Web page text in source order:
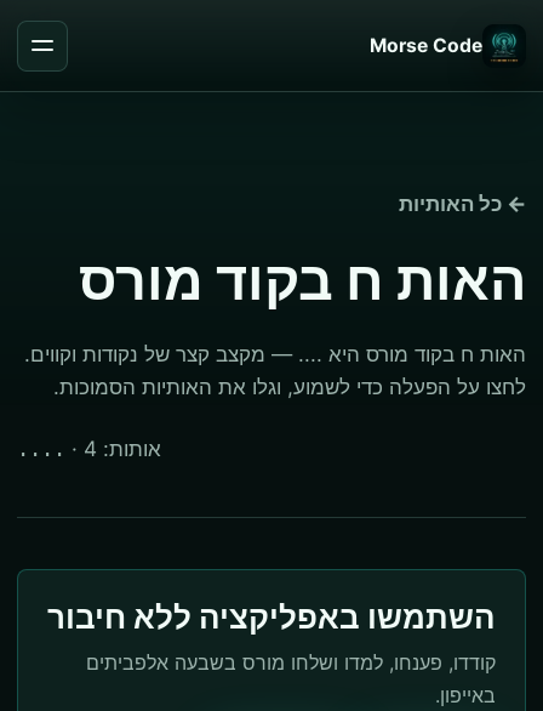
Morse Code
← כל האותיות
האות ח בקוד מורס
האות ח בקוד מורס היא .... — מקצב קצר של נקודות וקווים.
לחצו על הפעלה כדי לשמוע, וגלו את האותיות הסמוכות.
.... · אותות: 4
השתמשו באפליקציה ללא חיבור
קודדו, פענחו, למדו ושלחו מורס בשבעה אלפביתים
באייפון.